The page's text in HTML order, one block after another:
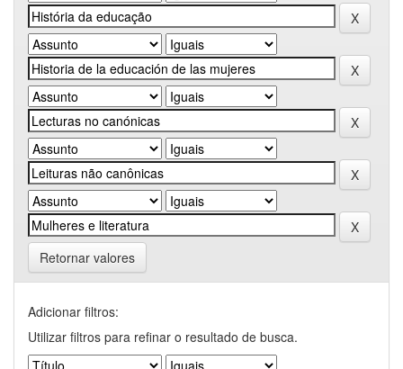
Retornar valores
Adicionar filtros:
Utilizar filtros para refinar o resultado de busca.